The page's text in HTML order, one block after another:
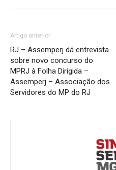
Artigo anterior
RJ – Assemperj dá entrevista
sobre novo concurso do
MPRJ à Folha Dirigida –
Assemperj – Associação dos
Servidores do MP do RJ